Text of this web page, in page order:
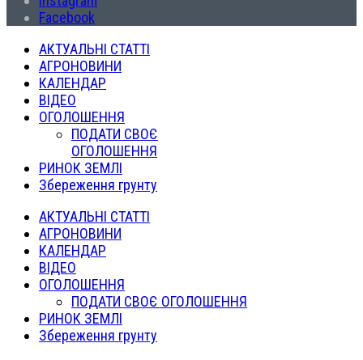
Facebook
АКТУАЛЬНІ СТАТТІ
АГРОНОВИНИ
КАЛЕНДАР
ВІДЕО
ОГОЛОШЕННЯ
ПОДАТИ СВОЄ
ОГОЛОШЕННЯ
РИНОК ЗЕМЛІ
Збереження грунту
АКТУАЛЬНІ СТАТТІ
АГРОНОВИНИ
КАЛЕНДАР
ВІДЕО
ОГОЛОШЕННЯ
ПОДАТИ СВОЄ ОГОЛОШЕННЯ
РИНОК ЗЕМЛІ
Збереження грунту